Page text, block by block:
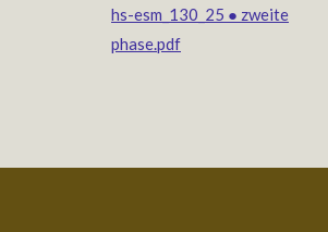
hs-esm_130_25 ● zweite
phase.pdf